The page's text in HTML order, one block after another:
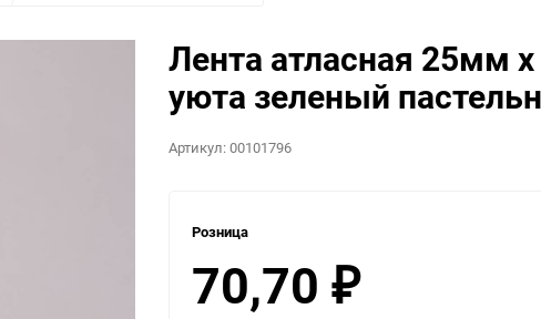
Лента атласная 25мм
уюта зеленый
Артикул:00101796
Розница
70,70 ₽